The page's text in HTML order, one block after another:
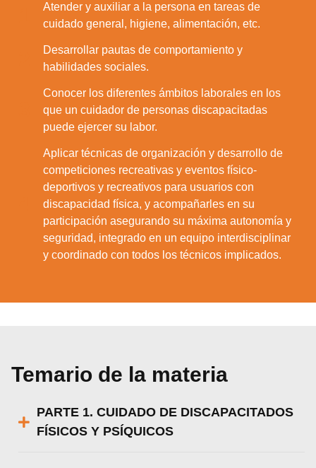
Atender y auxiliar a la persona en tareas de
cuidado general, higiene, alimentación, etc.
Desarrollar pautas de comportamiento y
habilidades sociales.
Conocer los diferentes ámbitos laborales en los
que un cuidador de personas discapacitadas
puede ejercer su labor.
Aplicar técnicas de organización y desarrollo de
competiciones recreativas y eventos físico-
deportivos y recreativos para usuarios con
discapacidad física, y acompañarles en su
participación asegurando su máxima autonomía y
seguridad, integrado en un equipo interdisciplinar
y coordinado con todos los técnicos implicados.
Temario de la materia
PARTE 1. CUIDADO DE DISCAPACITADOS
FÍSICOS Y PSÍQUICOS